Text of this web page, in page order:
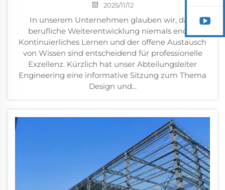
2025/11/12
In unserem Unternehmen glauben wir, dass
berufliche Weiterentwicklung niemals endet.
Kontinuierliches Lernen und der offene Austausch
von Wissen sind entscheidend für professionelle
Exzellenz. Kürzlich hat unser Abteilungsleiter
Engineering eine informative Sitzung zum Thema
Design und...